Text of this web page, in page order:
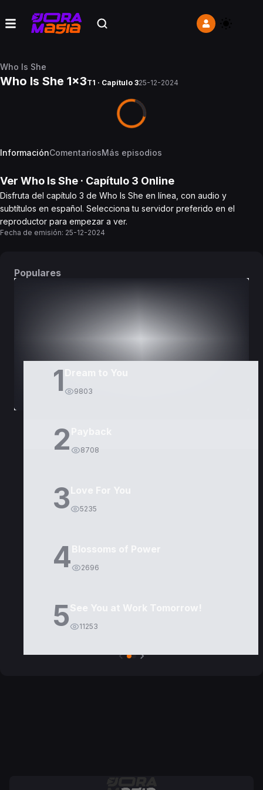
Who Is She
Who Is She 1x3T1 · Capítulo 325-12-2024
InformaciónComentariosMás episodios
Ver Who Is She · Capítulo 3 Online
Disfruta del capítulo 3 de Who Is She en línea, con audio y
subtítulos en español. Selecciona tu servidor preferido en el
reproductor para empezar a ver.
Fecha de emisión: 25-12-2024
Populares
1 9803
2 8708
3 5235
4 2696
5 11253